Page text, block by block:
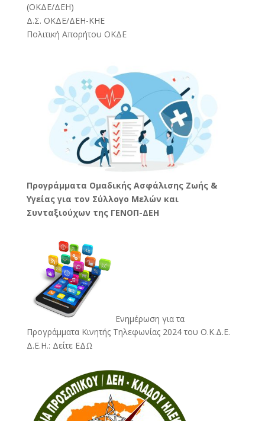
(ΟΚΔΕ/ΔΕΗ)
Δ.Σ. ΟΚΔΕ/ΔΕΗ-ΚΗΕ
Πολιτική Απορήτου ΟΚΔΕ
Προγράμματα Ομαδικής Ασφάλισης Ζωής &
Υγείας για τον Σύλλογο Μελών και
Συνταξιούχων της ΓΕΝΟΠ-ΔΕΗ
Ενημέρωση για τα
Προγράμματα Κινητής Τηλεφωνίας 2024 του Ο.Κ.Δ.Ε.
Δ.Ε.Η.: Δείτε ΕΔΩ